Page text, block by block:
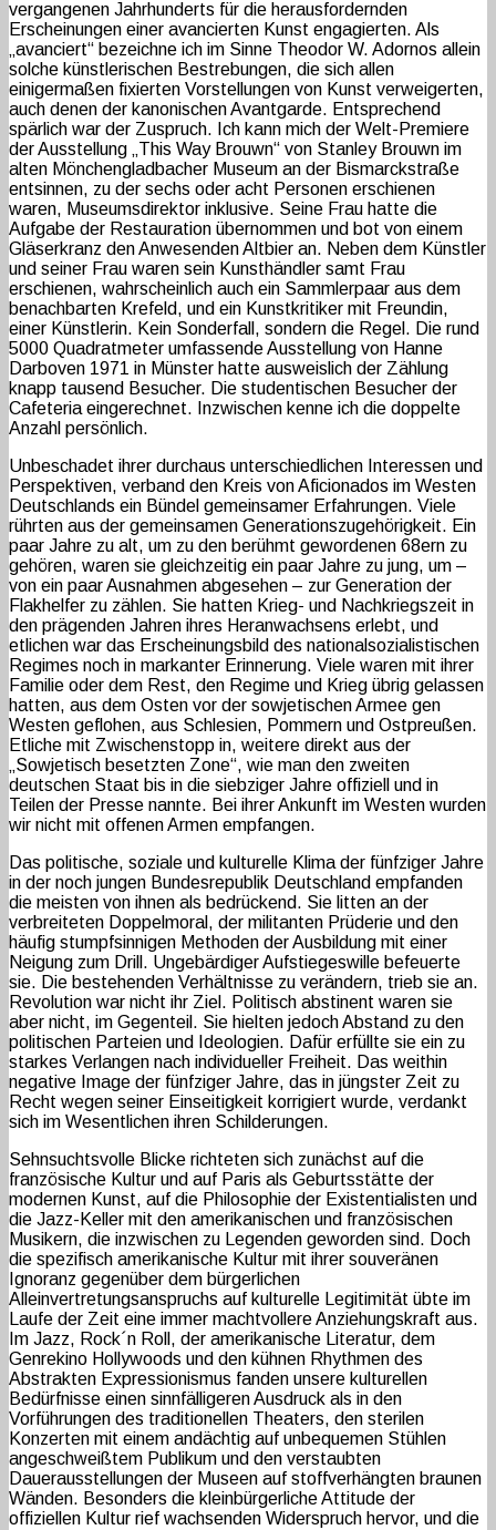
vergangenen Jahrhunderts für die herausfordernden
Erscheinungen einer avancierten Kunst engagierten. Als
„avanciert“ bezeichne ich im Sinne Theodor W. Adornos allein
solche künstlerischen Bestrebungen, die sich allen
einigermaßen fixierten Vorstellungen von Kunst verweigerten,
auch denen der kanonischen Avantgarde. Entsprechend
spärlich war der Zuspruch. Ich kann mich der Welt-Premiere
der Ausstellung „This Way Brouwn“ von Stanley Brouwn im
alten Mönchengladbacher Museum an der Bismarckstraße
entsinnen, zu der sechs oder acht Personen erschienen
waren, Museumsdirektor inklusive. Seine Frau hatte die
Aufgabe der Restauration übernommen und bot von einem
Gläserkranz den Anwesenden Altbier an. Neben dem Künstler
und seiner Frau waren sein Kunsthändler samt Frau
erschienen, wahrscheinlich auch ein Sammlerpaar aus dem
benachbarten Krefeld, und ein Kunstkritiker mit Freundin,
einer Künstlerin. Kein Sonderfall, sondern die Regel. Die rund
5000 Quadratmeter umfassende Ausstellung von Hanne
Darboven 1971 in Münster hatte ausweislich der Zählung
knapp tausend Besucher. Die studentischen Besucher der
Cafeteria eingerechnet. Inzwischen kenne ich die doppelte
Anzahl persönlich.
Unbeschadet ihrer durchaus unterschiedlichen Interessen und
Perspektiven, verband den Kreis von Aficionados im Westen
Deutschlands ein Bündel gemeinsamer Erfahrungen. Viele
rührten aus der gemeinsamen Generationszugehörigkeit. Ein
paar Jahre zu alt, um zu den berühmt gewordenen 68ern zu
gehören, waren sie gleichzeitig ein paar Jahre zu jung, um –
von ein paar Ausnahmen abgesehen – zur Generation der
Flakhelfer zu zählen. Sie hatten Krieg- und Nachkriegszeit in
den prägenden Jahren ihres Heranwachsens erlebt, und
etlichen war das Erscheinungsbild des nationalsozialistischen
Regimes noch in markanter Erinnerung. Viele waren mit ihrer
Familie oder dem Rest, den Regime und Krieg übrig gelassen
hatten, aus dem Osten vor der sowjetischen Armee gen
Westen geflohen, aus Schlesien, Pommern und Ostpreußen.
Etliche mit Zwischenstopp in, weitere direkt aus der
„Sowjetisch besetzten Zone“, wie man den zweiten
deutschen Staat bis in die siebziger Jahre offiziell und in
Teilen der Presse nannte. Bei ihrer Ankunft im Westen wurden
wir nicht mit offenen Armen empfangen.
Das politische, soziale und kulturelle Klima der fünfziger Jahre
in der noch jungen Bundesrepublik Deutschland empfanden
die meisten von ihnen als bedrückend. Sie litten an der
verbreiteten Doppelmoral, der militanten Prüderie und den
häufig stumpfsinnigen Methoden der Ausbildung mit einer
Neigung zum Drill. Ungebärdiger Aufstiegeswille befeuerte
sie. Die bestehenden Verhältnisse zu verändern, trieb sie an.
Revolution war nicht ihr Ziel. Politisch abstinent waren sie
aber nicht, im Gegenteil. Sie hielten jedoch Abstand zu den
politischen Parteien und Ideologien. Dafür erfüllte sie ein zu
starkes Verlangen nach individueller Freiheit. Das weithin
negative Image der fünfziger Jahre, das in jüngster Zeit zu
Recht wegen seiner Einseitigkeit korrigiert wurde, verdankt
sich im Wesentlichen ihren Schilderungen.
Sehnsuchtsvolle Blicke richteten sich zunächst auf die
französische Kultur und auf Paris als Geburtsstätte der
modernen Kunst, auf die Philosophie der Existentialisten und
die Jazz-Keller mit den amerikanischen und französischen
Musikern, die inzwischen zu Legenden geworden sind. Doch
die spezifisch amerikanische Kultur mit ihrer souveränen
Ignoranz gegenüber dem bürgerlichen
Alleinvertretungsanspruchs auf kulturelle Legitimität übte im
Laufe der Zeit eine immer machtvollere Anziehungskraft aus.
Im Jazz, Rock´n Roll, der amerikanische Literatur, dem
Genrekino Hollywoods und den kühnen Rhythmen des
Abstrakten Expressionismus fanden unsere kulturellen
Bedürfnisse einen sinnfälligeren Ausdruck als in den
Vorführungen des traditionellen Theaters, den sterilen
Konzerten mit einem andächtig auf unbequemen Stühlen
angeschweißtem Publikum und den verstaubten
Dauerausstellungen der Museen auf stoffverhängten braunen
Wänden. Besonders die kleinbürgerliche Attitude der
offiziellen Kultur rief wachsenden Widerspruch hervor, und die